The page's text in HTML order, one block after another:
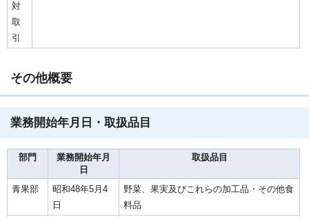
対
取
引
その他概要
業務開始年月日・取扱品目
部門
業務開始年月
日
取扱品目
青果部
昭和48年5月4
日
野菜、果実及びこれらの加工品・その他食
料品